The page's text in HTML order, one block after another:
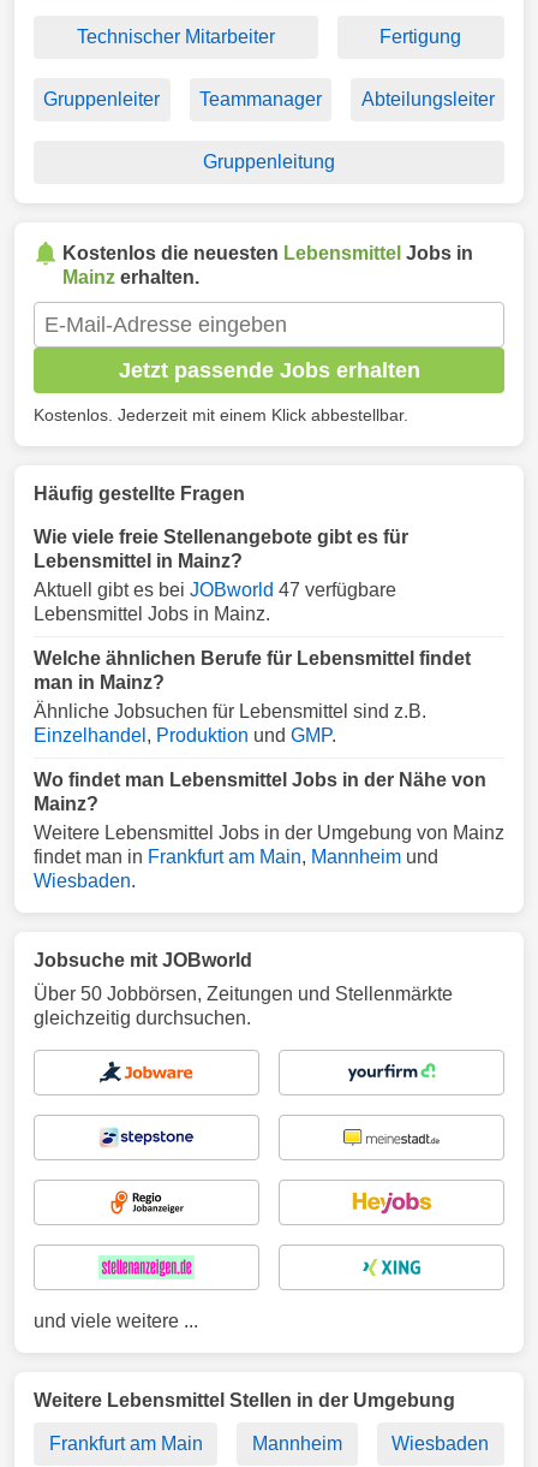
Technischer Mitarbeiter Fertigung
Gruppenleiter Teammanager Abteilungsleiter
Gruppenleitung
Kostenlos die neuesten Lebensmittel Jobs in
Mainz erhalten.
Jetzt passende Jobs erhalten
Kostenlos. Jederzeit mit einem Klick abbestellbar.
Häufig gestellte Fragen
Wie viele freie Stellenangebote gibt es für
Lebensmittel in Mainz?
Aktuell gibt es bei JOBworld 47 verfügbare
Lebensmittel Jobs in Mainz.
Welche ähnlichen Berufe für Lebensmittel findet
man in Mainz?
Ähnliche Jobsuchen für Lebensmittel sind z.B.
Einzelhandel , Produktion und GMP.
Wo findet man Lebensmittel Jobs in der Nähe von
Mainz?
Weitere Lebensmittel Jobs in der Umgebung von Mainz
findet man in Frankfurt am Main, Mannheim und
Wiesbaden.
Jobsuche mit JOBworld
Über 50 Jobbörsen, Zeitungen und Stellenmärkte
gleichzeitig durchsuchen.
und viele weitere ...
Weitere Lebensmittel Stellen in der Umgebung
Frankfurt am Main Mannheim Wiesbaden